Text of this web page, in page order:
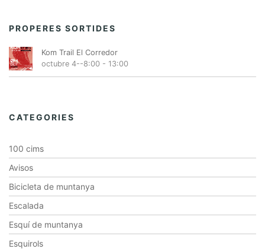
PROPERES SORTIDES
Kom Trail El Corredor
octubre 4--8:00 - 13:00
CATEGORIES
100 cims
Avisos
Bicicleta de muntanya
Escalada
Esquí de muntanya
Esquirols